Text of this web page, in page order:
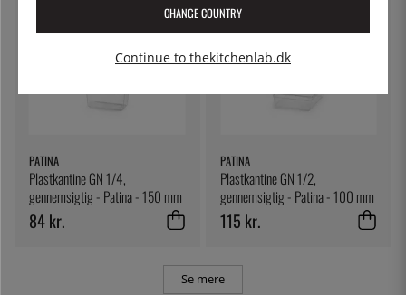
PATINA
Plastkantine GN 1/4,
gennemsigtig - Patina - 150 mm
84 kr.
PATINA
Plastkantine GN 1/2,
gennemsigtig - Patina - 100 mm
115 kr.
Se mere
CHANGE COUNTRY
Continue to thekitchenlab.dk